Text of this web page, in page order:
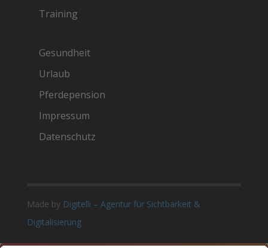
Training
Gesundheit
Urlaub
Pferdepension
Impressum
Datenschutz
Made by Digitelli – Agentur für Sichtbarkeit &
Digitalisierung